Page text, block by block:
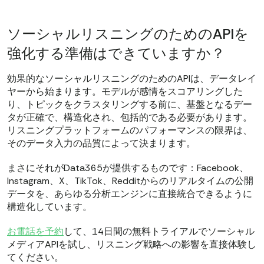
ソーシャルリスニングのためのAPIを
強化する準備はできていますか？
効果的なソーシャルリスニングのためのAPIは、データレイ
ヤーから始まります。モデルが感情をスコアリングした
り、トピックをクラスタリングする前に、基盤となるデー
タが正確で、構造化され、包括的である必要があります。
リスニングプラットフォームのパフォーマンスの限界は、
そのデータ入力の品質によって決まります。
まさにそれがData365が提供するものです：Facebook、
Instagram、X、TikTok、Redditからのリアルタイムの公開
データを、あらゆる分析エンジンに直接統合できるように
構造化しています。
お電話を予約して、14日間の無料トライアルでソーシャル
メディアAPIを試し、リスニング戦略への影響を直接体験し
てください。